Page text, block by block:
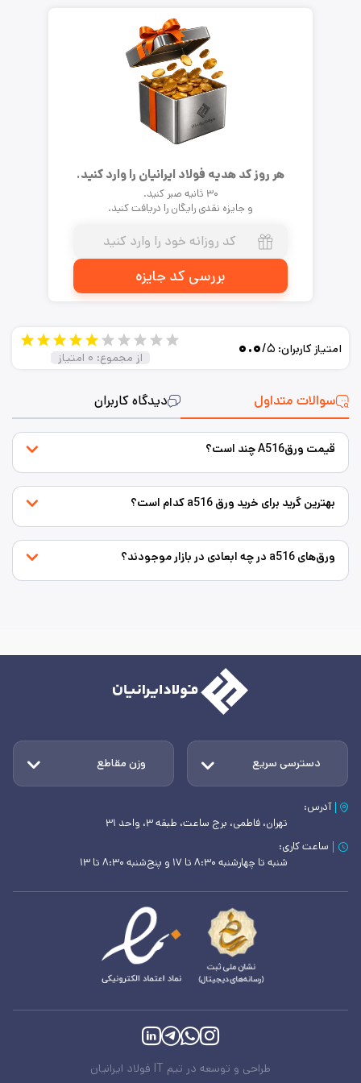
هر روز کد هدیه فولاد ایرانیان را وارد کنید.
۳۰ ثانیه صبر کنید.
و جایزه نقدی رایگان را دریافت کنید.
بررسی کد جایزه
سوالات متداول دیدگاه کاربران
امتیاز کاربران: ۰.۰/۵
از مجموع: ۰ امتیاز
قیمت ورقA516 چند است؟
بهترین گرید برای خرید ورق a516 کدام است؟
ورق‌های a516 در چه ابعادی در بازار موجودند؟
دسترسی سریع وزن مقاطع
آدرس:
تهران، فاطمی، برج ساعت، طبقه ۳، واحد ۳۱
ساعت کاری:
شنبه تا چهارشنبه ۸:۳۰ تا ۱۷ و پنج‌شنبه ۸:۳۰ تا ۱۳
طراحی و توسعه در تیم IT فولاد ایرانیان